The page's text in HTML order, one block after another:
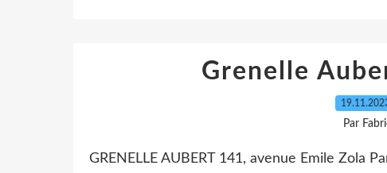
Grenelle
Par
GRENELLE AUBERT 141, avenue Emile Zola